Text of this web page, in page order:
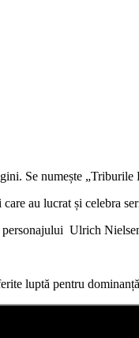
Se numește
au lucrat și celebra
personajului Ulrich
luptă pentru